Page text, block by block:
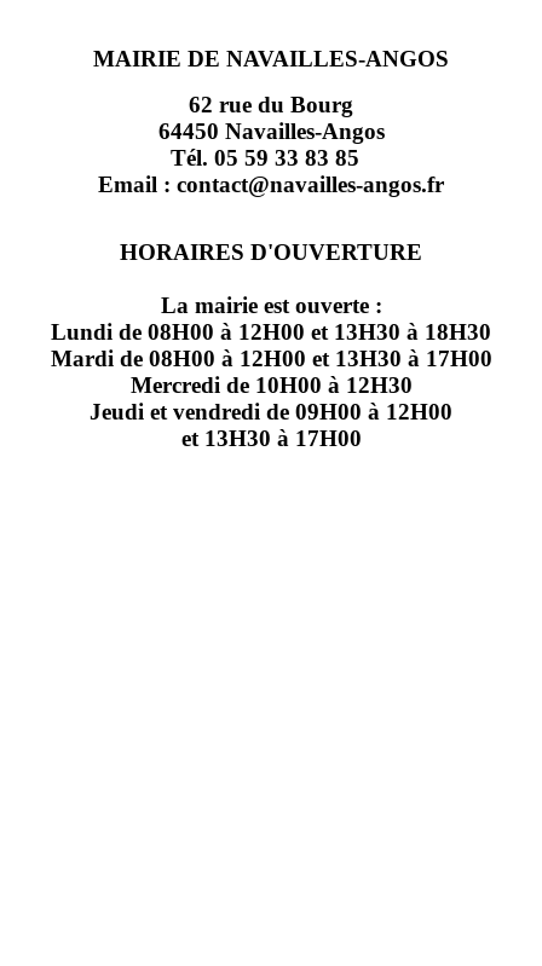
MAIRIE DE NAVAILLES-ANGOS
62 rue du Bourg
64450 Navailles-Angos
Tél. 05 59 33 83 85
Email : contact@navailles-angos.fr
HORAIRES D'OUVERTURE
La mairie est ouverte :
Lundi de 08H00 à 12H00 et 13H30 à 18H30
Mardi de 08H00 à 12H00 et 13H30 à 17H00
Mercredi de 10H00 à 12H30
Jeudi et vendredi de 09H00 à 12H00
et 13H30 à 17H00